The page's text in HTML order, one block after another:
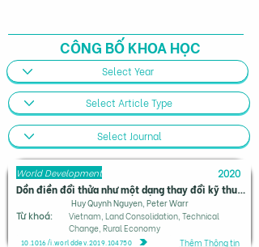
CÔNG BỐ KHOA HỌC
World Development
2020
Dồn điền đổi thửa như một dạng thay đổi kỹ thuật: Các tác động kinh tế tại nông thôn Việt Nam
Huy Quynh Nguyen, Peter Warr
Từ khoá:
Vietnam, Land Consolidation, Technical
Change, Rural Economy
10.1016/j.worlddev.2019.104750 Thêm Thông tin